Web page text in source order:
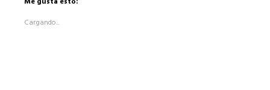
en
Cargando...